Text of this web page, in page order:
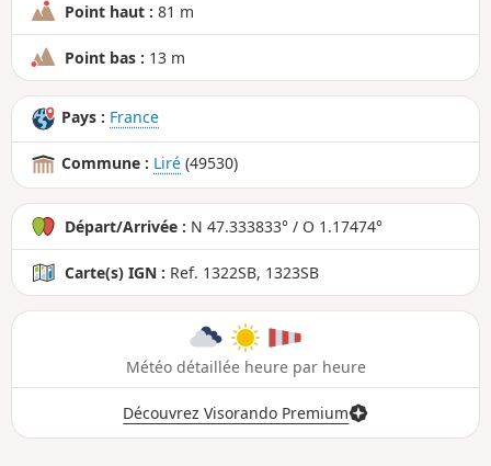
Point haut : 81 m
Point bas : 13 m
Pays : France
Commune : Liré (49530)
Départ/Arrivée : N 47.333833° / O 1.17474°
Carte(s) IGN : Ref. 1322SB, 1323SB
Météo détaillée heure par heure
Découvrez Visorando Premium